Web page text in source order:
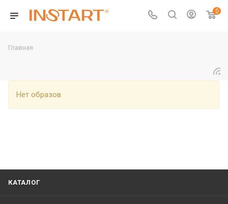
0
Главная
Нет образов
КАТАЛОГ